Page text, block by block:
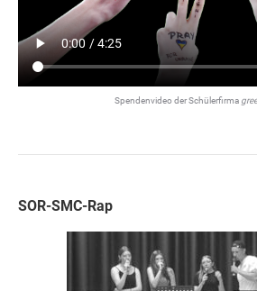
Spendenvideo der Schülerfirma
SOR-SMC-Rap